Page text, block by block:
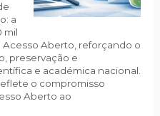
a
mil
Aberto, reforçando o
preservação e
e académica nacional.
o compromisso
Aberto ao